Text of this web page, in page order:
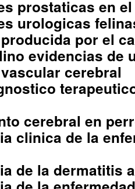
prostaticas en
urologicas
por el
evidencias de
cerebral
cerebral en
clinica de la
de la dermatitis